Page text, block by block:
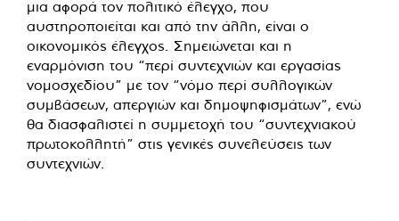
μια αφορά τον πολιτικό έλεγχο, που
αυστηροποιείται και από την άλλη, είναι ο
οικονομικός έλεγχος. Σημειώνεται και η
εναρμόνιση του “περί συντεχνιών και εργασίας
νομοσχεδίου” με τον “νόμο περί συλλογικών
συμβάσεων, απεργιών και δημοψηφισμάτων”, ενώ
θα διασφαλιστεί η συμμετοχή του “συντεχνιακού
πρωτοκολλητή” στις γενικές συνελεύσεις των
συντεχνιών.